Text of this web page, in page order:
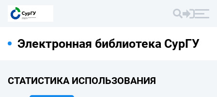
Электронная библиотека СурГУ
СТАТИСТИКА ИСПОЛЬЗОВАНИЯ